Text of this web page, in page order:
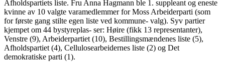
Afholdspartiets liste. Fru Anna Hagmann ble 1. suppleant og eneste
kvinne av 10 valgte varamedlemmer for Moss Arbeiderparti (som
for første gang stilte egen liste ved kommune- valg). Syv partier
kjempet om 44 bystyreplas- ser: Høire (fikk 13 representanter),
Venstre (9), Arbeiderpartiet (10), Bestillingsmændenes liste (5),
Afholdspartiet (4), Cellulosearbeidernes liste (2) og Det
demokratiske parti (1).